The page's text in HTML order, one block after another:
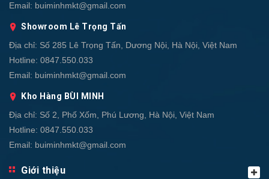
Email: buiminhmkt@gmail.com
Showroom Lê Trọng Tấn
Địa chỉ: Số 285 Lê Trọng Tấn, Dương Nội, Hà Nội, Việt Nam
Hotline: 0847.550.033
Email: buiminhmkt@gmail.com
Kho Hàng BÙI MINH
Địa chỉ: Số 2, Phố Xốm, Phú Lương, Hà Nội, Việt Nam
Hotline: 0847.550.033
Email: buiminhmkt@gmail.com
Giới thiệu